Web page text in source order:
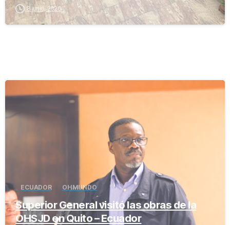
8 junio, 2026
ECUADOR OH MUNDO
Superior General visitó las obras de la
OHSJD en Quito – Ecuador